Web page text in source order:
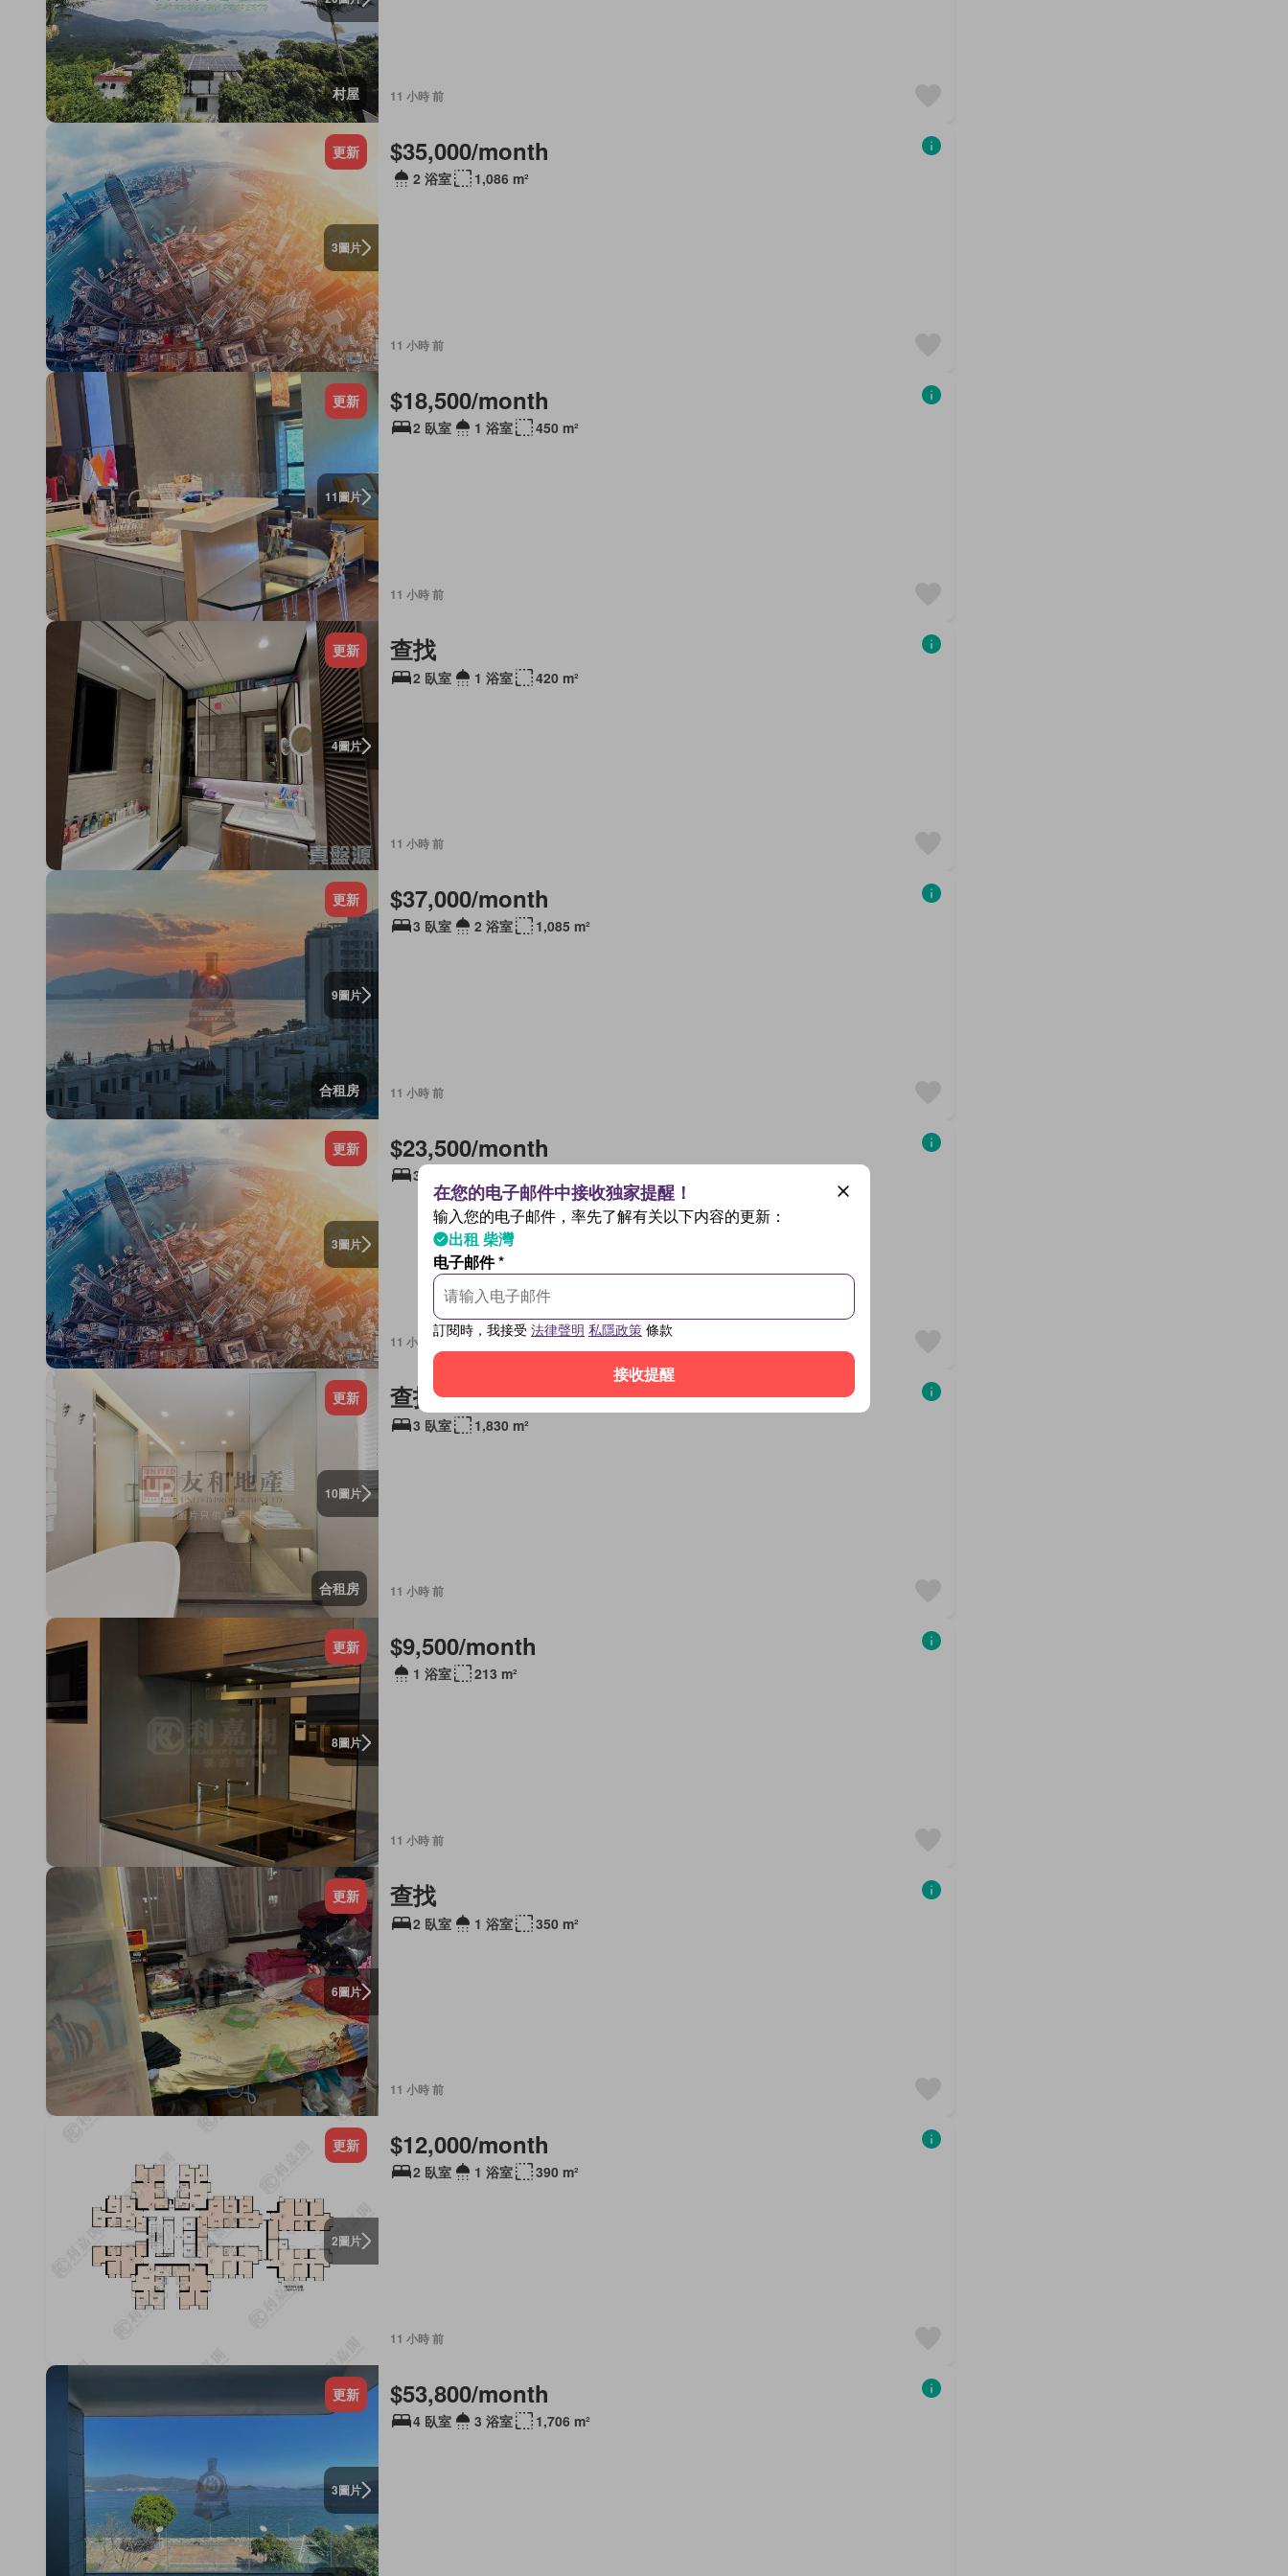
村屋 11 小時 前
3圖片
更新 $35,000/month
2 浴室 1,086 m²
11 小時 前
11圖片
更新 $18,500/month
2 臥室 1 浴室 450 m²
11 小時 前
4圖片
更新 查找
2 臥室 1 浴室 420 m²
11 小時 前
9圖片
更新
合租房
$37,000/month
3 臥室 2 浴室 1,085 m²
11 小時 前
3圖片
更新 $23,500/month
3 臥室
11 小時 前
10圖片
更新
合租房
查找
3 臥室 1,830 m²
11 小時 前
8圖片
更新 $9,500/month
1 浴室 213 m²
11 小時 前
6圖片
更新 查找
2 臥室 1 浴室 350 m²
11 小時 前
2圖片
更新 $12,000/month
2 臥室 1 浴室 390 m²
11 小時 前
3圖片
更新 $53,800/month
4 臥室 3 浴室 1,706 m²
输入您的电子邮件，率先了解有关以下内容的更新：
出租 柴灣
电子邮件 *
訂閱時，我接受 法律聲明 私隱政策 條款
接收提醒